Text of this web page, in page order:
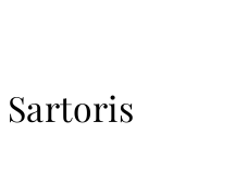
centro y